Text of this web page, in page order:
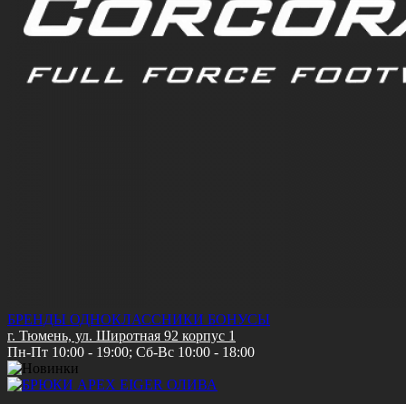
БРЕНДЫ ОДНОКЛАССНИКИ БОНУСЫ
г. Тюмень, ул. Широтная 92 корпус 1
Пн-Пт 10:00 - 19:00; Сб-Вс 10:00 - 18:00